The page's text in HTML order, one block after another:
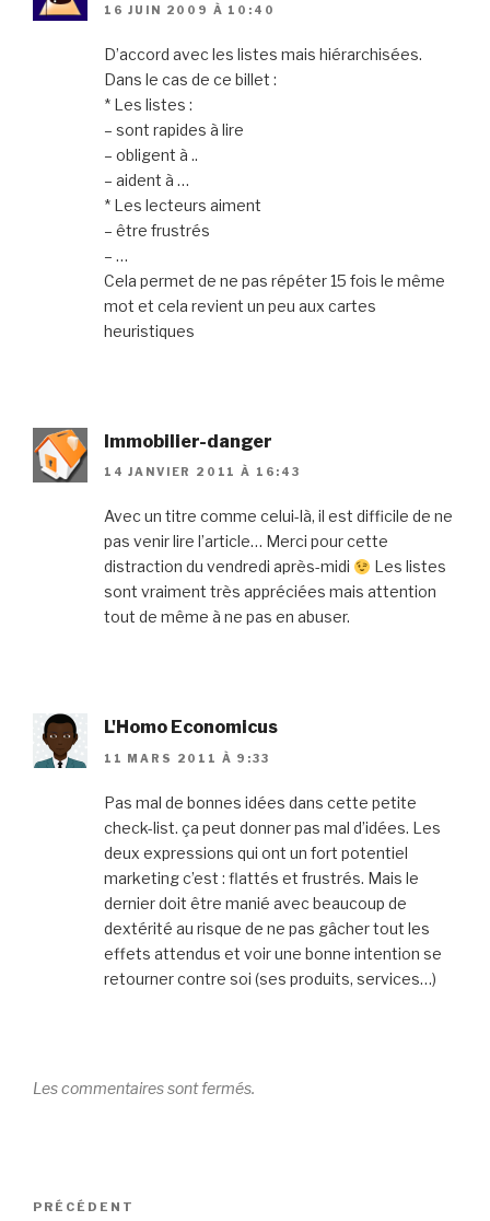
16 JUIN 2009 À 10:40
D’accord avec les listes mais hiérarchisées.
Dans le cas de ce billet :
* Les listes :
– sont rapides à lire
– obligent à ..
– aident à …
* Les lecteurs aiment
– être frustrés
– …
Cela permet de ne pas répéter 15 fois le même
mot et cela revient un peu aux cartes
heuristiques
Immobilier-danger
14 JANVIER 2011 À 16:43
Avec un titre comme celui-là, il est difficile de ne
pas venir lire l’article… Merci pour cette
distraction du vendredi après-midi
Les listes
sont vraiment très appréciées mais attention
tout de même à ne pas en abuser.
L'Homo Economicus
11 MARS 2011 À 9:33
Pas mal de bonnes idées dans cette petite
check-list. ça peut donner pas mal d’idées. Les
deux expressions qui ont un fort potentiel
marketing c’est : flattés et frustrés. Mais le
dernier doit être manié avec beaucoup de
dextérité au risque de ne pas gâcher tout les
effets attendus et voir une bonne intention se
retourner contre soi (ses produits, services…)
Les commentaires sont fermés.
Navigation
Article
PRÉCÉDENT